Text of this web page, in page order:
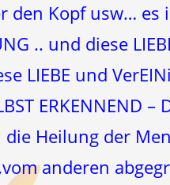
den Kopf usw… es
.. und diese
LIEBE und
ERKENNEND –
die Heilung der
anderen